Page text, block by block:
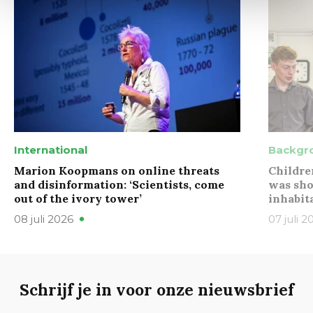
International
Marion Koopmans on online threats
and disinformation: ‘Scientists, come
out of the ivory tower’
08 juli 2026
was
07 juli
Schrijf je in voor onze nieuwsbrief